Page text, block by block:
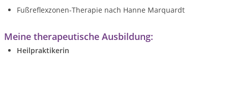
Fußreflexzonen-Therapie nach Hanne Marquardt
Meine therapeutische Ausbildung:
Heilpraktikerin